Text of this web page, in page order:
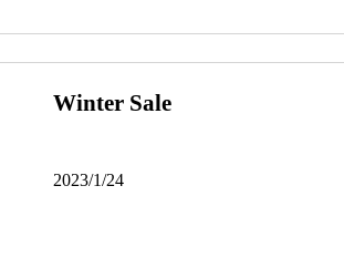
Winter Sale
2023/1/24